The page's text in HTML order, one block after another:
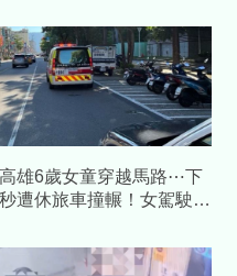
高雄6歲女童穿越馬路⋯下
秒遭休旅車撞輾！女駕駛肇